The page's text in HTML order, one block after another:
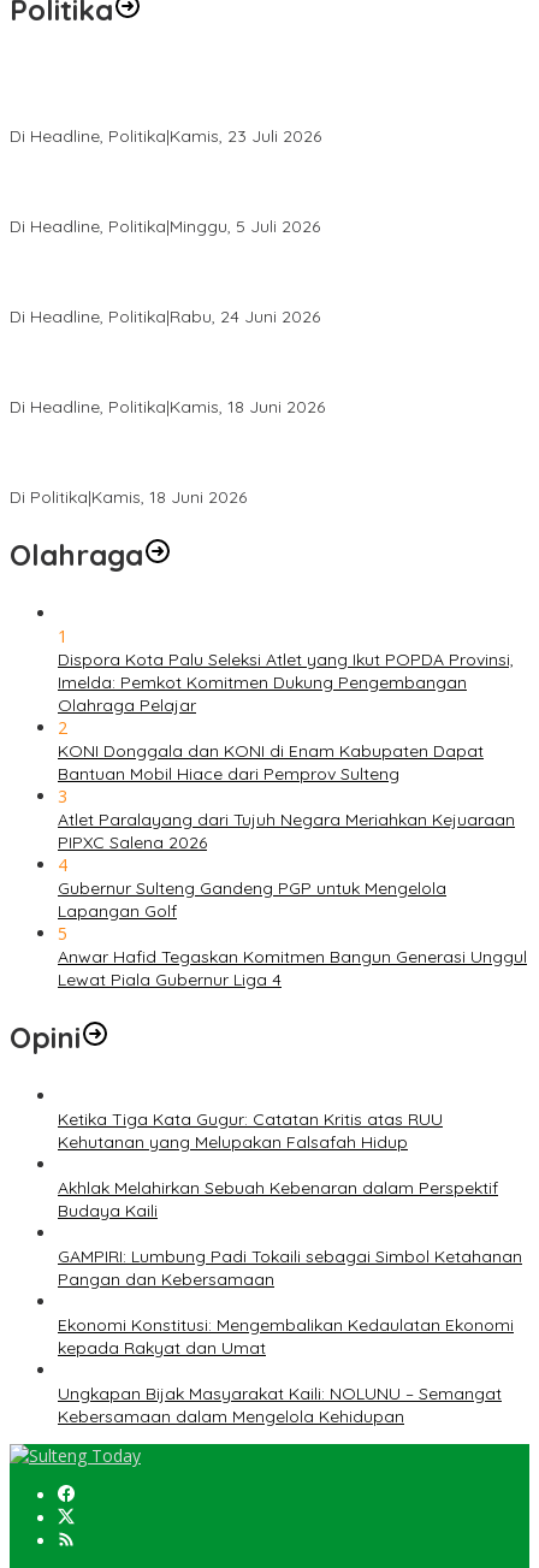
Politika
Di Headline, Politika|Kamis, 23 Juli 2026
Di Headline, Politika|Minggu, 5 Juli 2026
Di Headline, Politika|Rabu, 24 Juni 2026
Di Headline, Politika|Kamis, 18 Juni 2026
Di Politika|Kamis, 18 Juni 2026
Olahraga
1
Dispora Kota Palu Seleksi Atlet yang Ikut POPDA Provinsi,
Imelda: Pemkot Komitmen Dukung Pengembangan
Olahraga Pelajar
2
KONI Donggala dan KONI di Enam Kabupaten Dapat
Bantuan Mobil Hiace dari Pemprov Sulteng
3
Atlet Paralayang dari Tujuh Negara Meriahkan Kejuaraan
PIPXC Salena 2026
4
Gubernur Sulteng Gandeng PGP untuk Mengelola
Lapangan Golf
5
Anwar Hafid Tegaskan Komitmen Bangun Generasi Unggul
Lewat Piala Gubernur Liga 4
Opini
Ketika Tiga Kata Gugur: Catatan Kritis atas RUU
Kehutanan yang Melupakan Falsafah Hidup
Akhlak Melahirkan Sebuah Kebenaran dalam Perspektif
Budaya Kaili
GAMPIRI: Lumbung Padi Tokaili sebagai Simbol Ketahanan
Pangan dan Kebersamaan
Ekonomi Konstitusi: Mengembalikan Kedaulatan Ekonomi
kepada Rakyat dan Umat
Ungkapan Bijak Masyarakat Kaili: NOLUNU – Semangat
Kebersamaan dalam Mengelola Kehidupan